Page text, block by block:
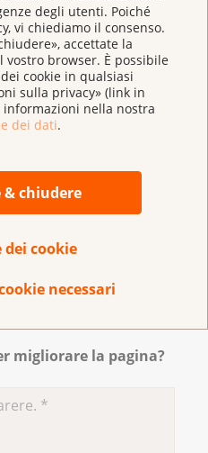
degli utenti. Poiché
vi chiediamo il consenso.
accettate la
vostro browser. È possibile
cookie in qualsiasi
sulla privacy» (link in
nella nostra
dei dati.
& chiudere
dei cookie
necessari
un’alimentazione equilibrata.
che l’apporto
sono bilanciati. In
alto, si dovrebbero
di perdere peso
peso. Qui trovate
fisica.
migliorare la pagina?